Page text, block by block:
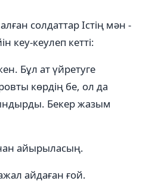
солдаттар Істің мән -
кеу-кеулеп кетті:
Бұл ат үйретуге
көрдің бе, ол да
Бекер жазым
айырыласың.
айдаған ғой.